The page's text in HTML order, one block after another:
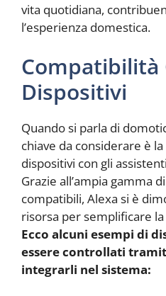
vita quotidiana,
l’esperienza domestica.
Compatibilità
Dispositivi
Quando si parla di
chiave da considerare è
dispositivi con gli
Grazie all’ampia gamma
compatibili, Alexa si è
risorsa per semplificare
Ecco alcuni esempi di
essere controllati
integrarli nel sistema: